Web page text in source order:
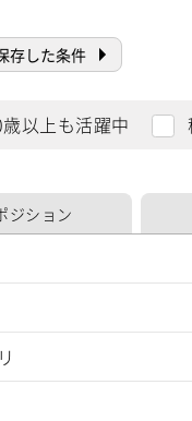
存した条件
以上も活躍中
ジション